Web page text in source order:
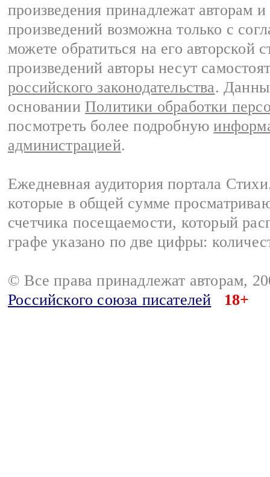
произведения принадлежат авторам
произведений возможна только с
можете обратиться на его авторской
произведений авторы несут
российского законодательства.
основании Политики обработки
посмотреть более подробную
администрацией.
Ежедневная аудитория портала
которые в общей сумме
счетчика посещаемости, который
графе указано по две цифры:
© Все права принадлежат авторам,
Российского союза писателей
18+